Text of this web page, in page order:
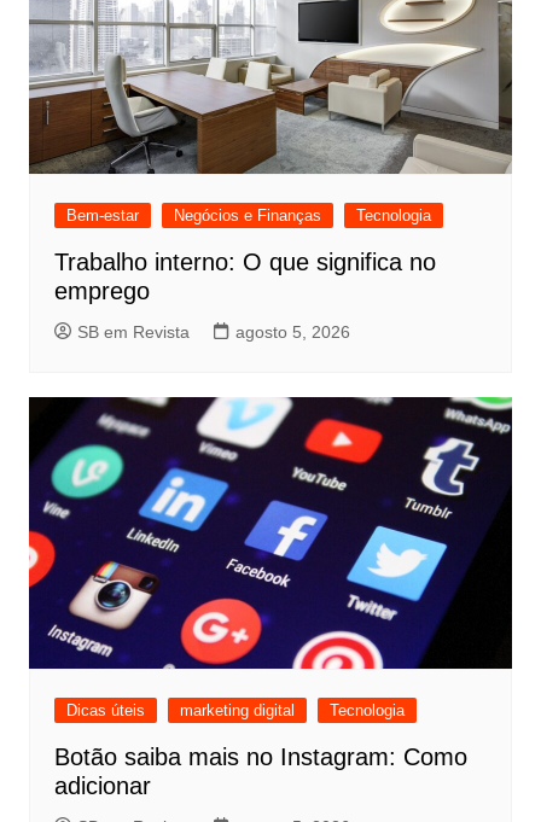
Bem-estar Negócios e Finanças Tecnologia
Trabalho interno: O que significa no
emprego
SB em Revista agosto 5, 2026
Dicas úteis marketing digital Tecnologia
Botão saiba mais no Instagram: Como
adicionar